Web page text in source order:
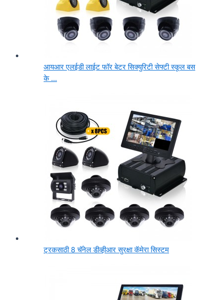
आयआर एलईडी लाईट फॉर बेटर सिक्युरिटी सेफ्टी स्कूल बस
के ...
ट्रकसाठी 8 चॅनेल डीव्हीआर सुरक्षा कॅमेरा सिस्टम